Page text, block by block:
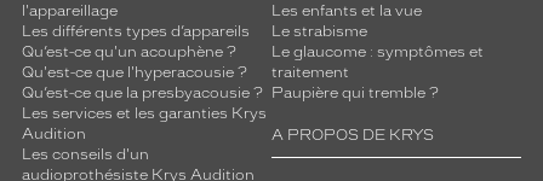
l'appareillage
Les différents types d’appareils
Qu’est-ce qu'un acouphène ?
Qu'est-ce que l'hyperacousie ?
Qu’est-ce que la presbyacousie ?
Les services et les garanties Krys
Audition
Les conseils d'un
audioprothésiste Krys Audition
Les enfants et la vue
Le strabisme
Le glaucome : symptômes et
traitement
Paupière qui tremble ?
A PROPOS DE KRYS